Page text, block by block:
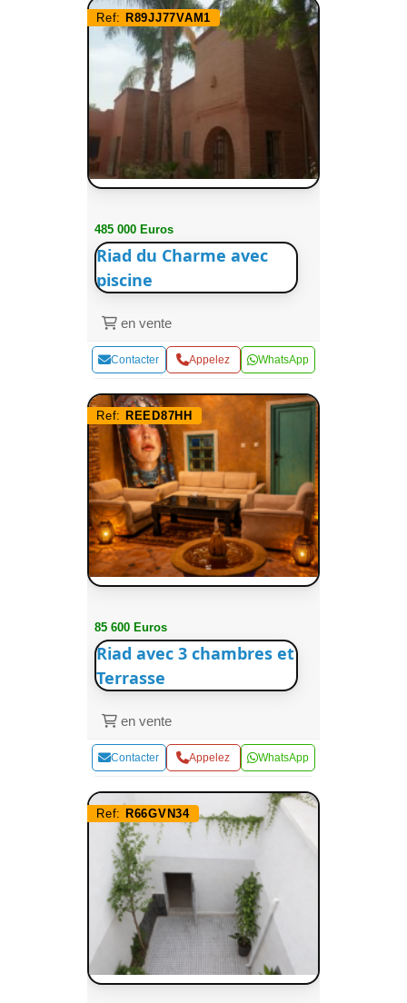
Ref: R89JJ77VAM1
485 000 Euros
Riad du Charme avec
piscine
en vente
Contacter Appelez WhatsApp
Ref: REED87HH
85 600 Euros
Riad avec 3 chambres et
Terrasse
en vente
Contacter Appelez WhatsApp
Ref: R66GVN34